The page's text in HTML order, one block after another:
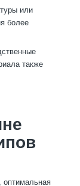
или
более
также
оптимальная